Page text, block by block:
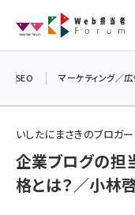
ン
seo (3541)
SEO マーケティング／
いしたにまさきのブロガ
企業ブログの担
格とは？／小林